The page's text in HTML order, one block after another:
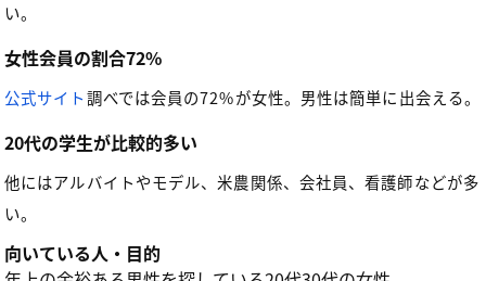
い。
女性会員の割合72%
公式サイト調べでは会員の72%が女性。男性は簡単に出会える。
20代の学生が比較的多い
他にはアルバイトやモデル、米農関係、会社員、看護師などが多
い。
向いている人・目的